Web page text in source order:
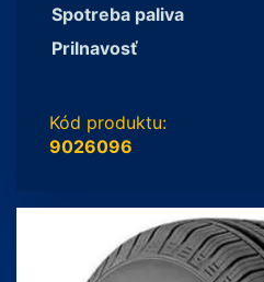
Spotreba paliva
Prilnavosť
Kód produktu:
9026096